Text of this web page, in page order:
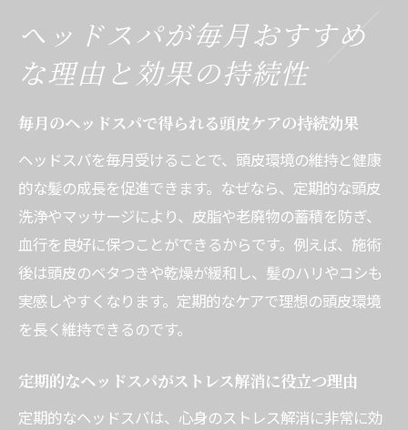
ヘッドスパが毎月おすすめ
な理由と効果の持続性
毎月のヘッドスパで得られる頭皮ケアの持続効果
ヘッドスパを毎月受けることで、頭皮環境の維持と健康
的な髪の成長を促進できます。なぜなら、定期的な頭皮
洗浄やマッサージにより、皮脂や老廃物の蓄積を防ぎ、
血行を良好に保つことができるからです。例えば、施術
後は頭皮のベタつきや乾燥が緩和し、髪のハリやコシも
実感しやすくなります。定期的なケアで理想の頭皮環境
を長く維持できるのです。
定期的なヘッドスパがストレス解消に役立つ理由
定期的なヘッドスパは、心身のストレス解消に非常に効